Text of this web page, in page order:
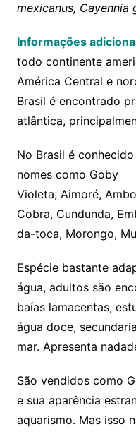
mexicanus, Cayennia
Informações
todo continente
América Central e
Brasil é encontrado
atlântica,
No Brasil é
nomes como Goby
Violeta, Aimoré,
Cobra, Cundunda,
da-toca, Morongo,
Espécie bastante
água, adultos são
baías lamacentas,
água doce,
mar. Apresenta
São vendidos como
e sua aparência
aquarismo. Mas isso